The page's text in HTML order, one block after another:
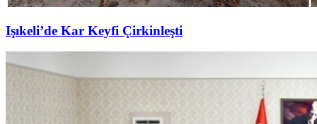
Işıkeli’de Kar Keyfi Çirkinleşti